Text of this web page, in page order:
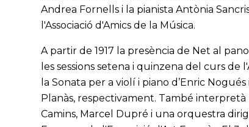
Andrea Fornells i la pianista Antònia
l'Associació d'Amics de la Música.
A partir de 1917 la presència de Net al
les sessions setena i quinzena del curs de
la Sonata per a violí i piano d’Enric
Planàs, respectivament. També
Camins, Marcel Dupré i una orquestra